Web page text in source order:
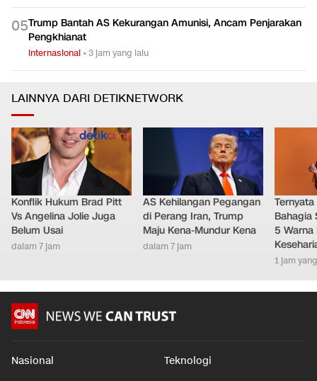
05Trump Bantah AS Kekurangan Amunisi, Ancam Penjarakan
Pengkhianat
Internasional •3 jam yang lalu
LAINNYA DARI DETIKNETWORK
Konflik Hukum Brad Pitt
Vs Angelina Jolie Juga
Belum Usai
dalam 7 jam
AS Kehilangan Pegangan
di Perang Iran, Trump
Maju Kena-Mundur Kena
dalam 7 jam
Bahagia
5
1 jam
Nasional Teknologi